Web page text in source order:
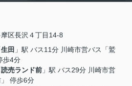
区長沢４丁目14-8
生田 」駅 バス11分 川崎市営バス「鷲
歩4分
読売ランド前 」駅 バス29分 川崎市営
停歩6分